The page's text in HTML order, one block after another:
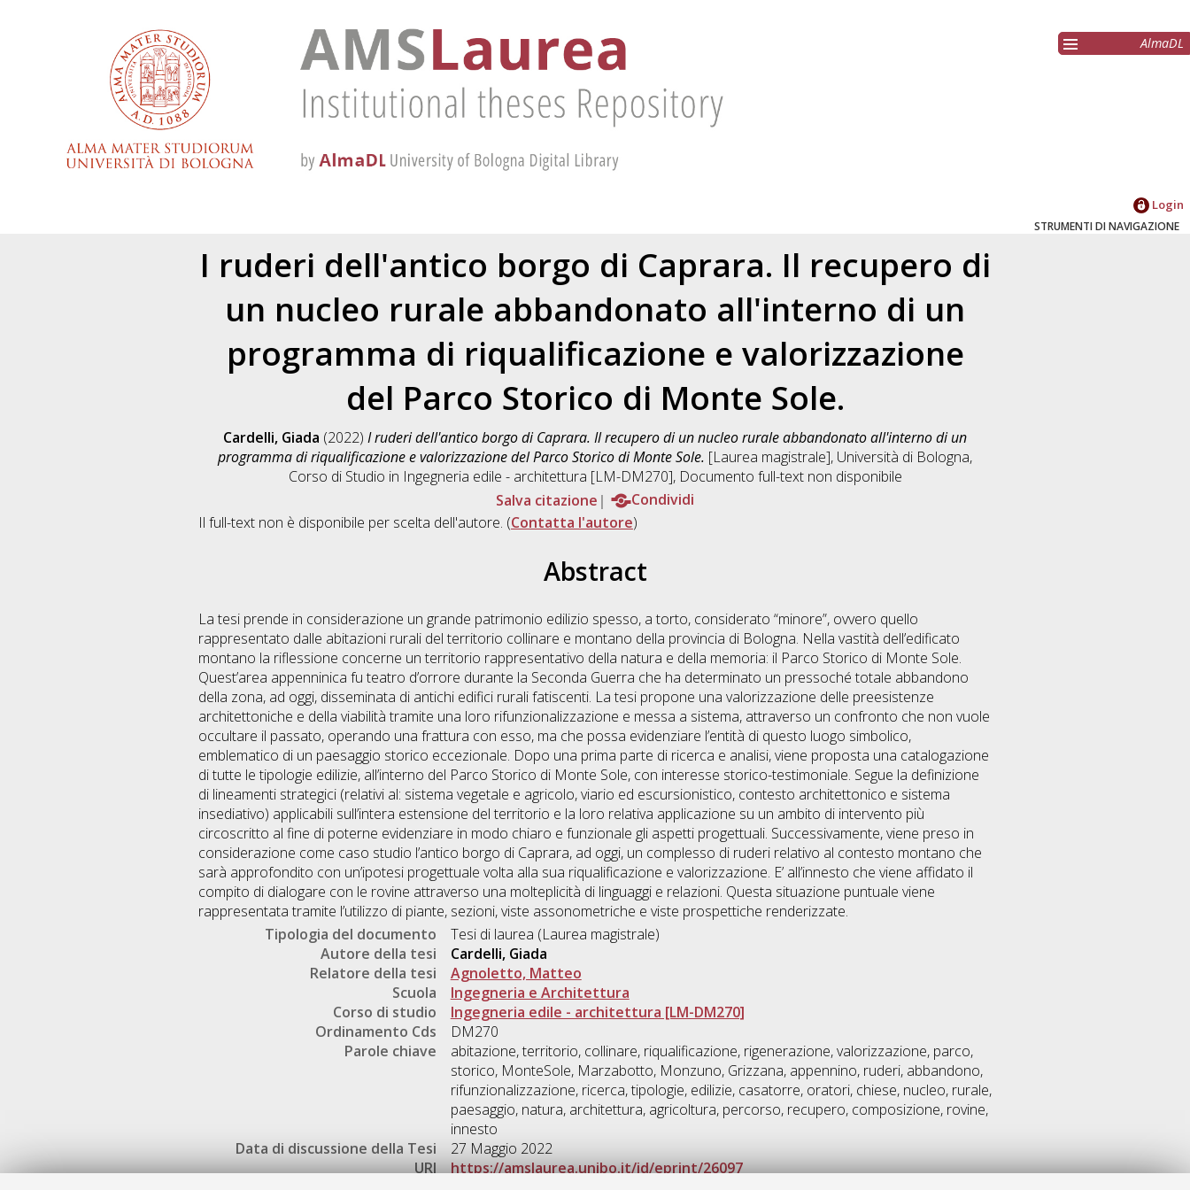
AlmaDL
Login
STRUMENTI DI NAVIGAZIONE
I ruderi dell'antico borgo di Caprara. Il recupero di
un nucleo rurale abbandonato all'interno di un
programma di riqualificazione e valorizzazione
del Parco Storico di Monte Sole.
Cardelli, Giada (2022) I ruderi dell'antico borgo di Caprara. Il recupero di un nucleo rurale abbandonato all'interno di un
programma di riqualificazione e valorizzazione del Parco Storico di Monte Sole. [Laurea magistrale], Università di Bologna,
Corso di Studio in Ingegneria edile - architettura [LM-DM270], Documento full-text non disponibile
Salva citazione
Condividi
Il full-text non è disponibile per scelta dell'autore. (Contatta l'autore)
Abstract
La tesi prende in considerazione un grande patrimonio edilizio spesso, a torto, considerato “minore”, ovvero quello
rappresentato dalle abitazioni rurali del territorio collinare e montano della provincia di Bologna. Nella vastità dell’edificato
montano la riflessione concerne un territorio rappresentativo della natura e della memoria: il Parco Storico di Monte Sole.
Quest’area appenninica fu teatro d’orrore durante la Seconda Guerra che ha determinato un pressoché totale abbandono
della zona, ad oggi, disseminata di antichi edifici rurali fatiscenti. La tesi propone una valorizzazione delle preesistenze
architettoniche e della viabilità tramite una loro rifunzionalizzazione e messa a sistema, attraverso un confronto che non vuole
occultare il passato, operando una frattura con esso, ma che possa evidenziare l’entità di questo luogo simbolico,
emblematico di un paesaggio storico eccezionale. Dopo una prima parte di ricerca e analisi, viene proposta una catalogazione
di tutte le tipologie edilizie, all’interno del Parco Storico di Monte Sole, con interesse storico-testimoniale. Segue la definizione
di lineamenti strategici (relativi al: sistema vegetale e agricolo, viario ed escursionistico, contesto architettonico e sistema
insediativo) applicabili sull’intera estensione del territorio e la loro relativa applicazione su un ambito di intervento più
circoscritto al fine di poterne evidenziare in modo chiaro e funzionale gli aspetti progettuali. Successivamente, viene preso in
considerazione come caso studio l’antico borgo di Caprara, ad oggi, un complesso di ruderi relativo al contesto montano che
sarà approfondito con un’ipotesi progettuale volta alla sua riqualificazione e valorizzazione. E’ all’innesto che viene affidato il
compito di dialogare con le rovine attraverso una molteplicità di linguaggi e relazioni. Questa situazione puntuale viene
rappresentata tramite l’utilizzo di piante, sezioni, viste assonometriche e viste prospettiche renderizzate.
Tipologia del documento
Tesi di laurea (Laurea magistrale)
Autore della tesi
Cardelli, Giada
Relatore della tesi
Agnoletto, Matteo
Scuola
Ingegneria e Architettura
Corso di studio
Ingegneria edile - architettura [LM-DM270]
Ordinamento Cds
DM270
Parole chiave
abitazione, territorio, collinare, riqualificazione, rigenerazione, valorizzazione, parco,
storico, MonteSole, Marzabotto, Monzuno, Grizzana, appennino, ruderi, abbandono,
rifunzionalizzazione, ricerca, tipologie, edilizie, casatorre, oratori, chiese, nucleo, rurale,
paesaggio, natura, architettura, agricoltura, percorso, recupero, composizione, rovine,
innesto
Data di discussione della Tesi
27 Maggio 2022
URI
https://amslaurea.unibo.it/id/eprint/26097